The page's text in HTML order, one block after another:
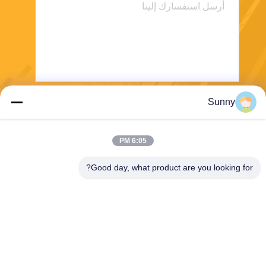
Sunny
6:05 PM
Good day, what product are you looking for?